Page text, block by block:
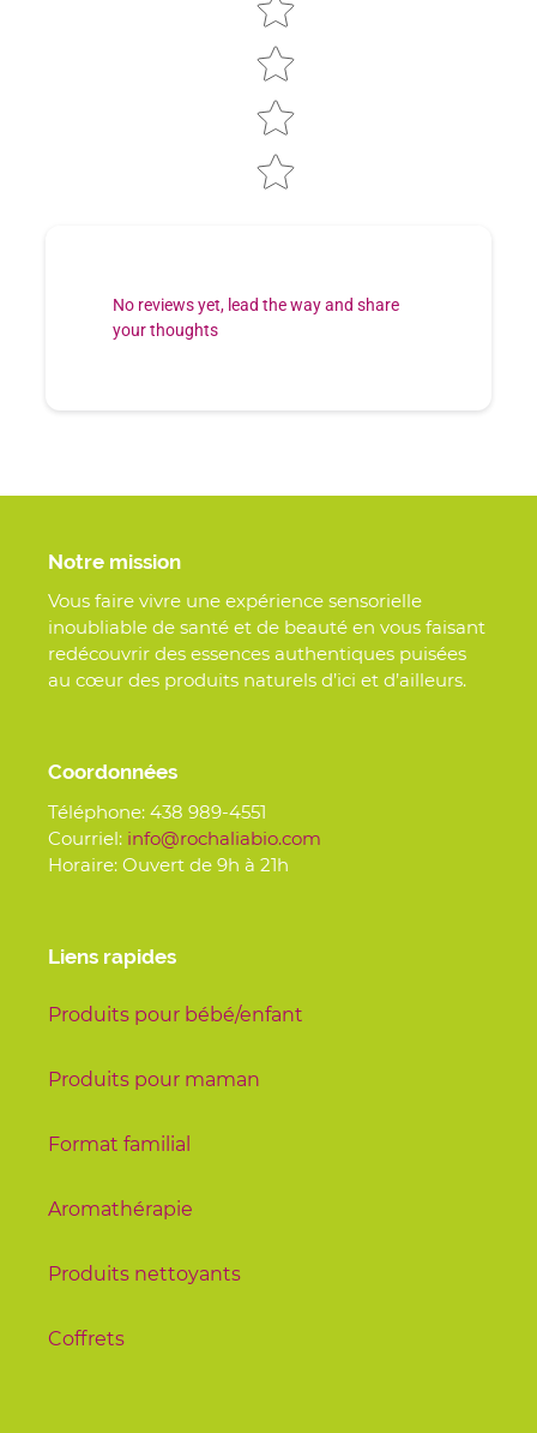
No reviews yet, lead the way and share
your thoughts
Notre mission
Vous faire vivre une expérience sensorielle
inoubliable de santé et de beauté en vous faisant
redécouvrir des essences authentiques puisées
au cœur des produits naturels d’ici et d’ailleurs.
Coordonnées
Téléphone: 438 989-4551
Courriel: info@rochaliabio.com
Horaire: Ouvert de 9h à 21h
Liens rapides
Produits pour bébé/enfant
Produits pour maman
Format familial
Aromathérapie
Produits nettoyants
Coffrets